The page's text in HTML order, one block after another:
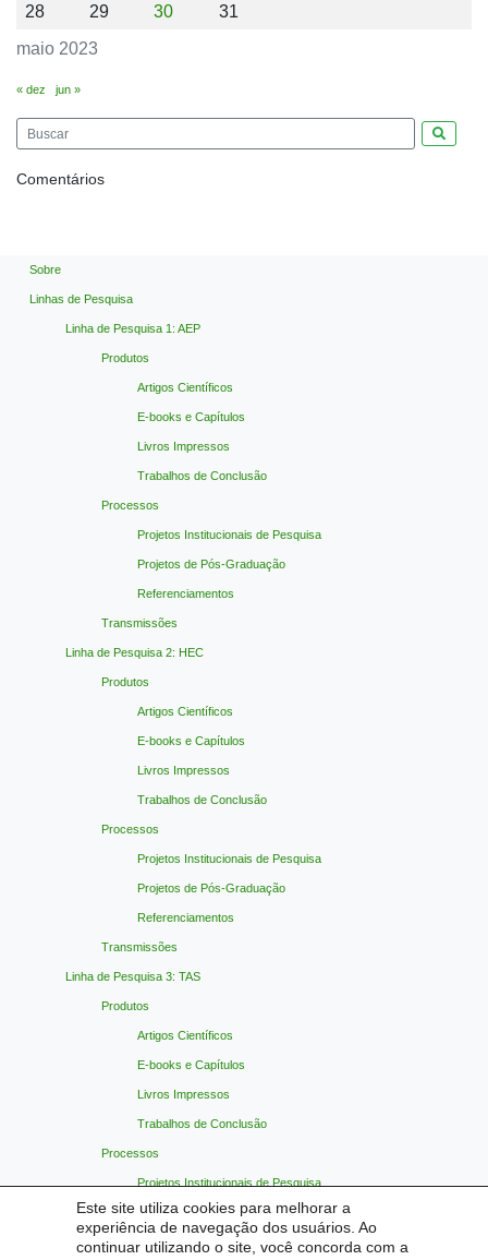
Este site utiliza cookies para melhorar a
experiência de navegação dos usuários. Ao
continuar utilizando o site, você concorda com a
maio 2023
28
29 30 31
« dez jun »
Comentários
Sobre
Linhas de Pesquisa
Linha de Pesquisa 1: AEP
Produtos
Artigos Científicos
E-books e Capítulos
Livros Impressos
Trabalhos de Conclusão
Processos
Projetos Institucionais de Pesquisa
Projetos de Pós-Graduação
Referenciamentos
Transmissões
Linha de Pesquisa 2: HEC
Produtos
Artigos Científicos
E-books e Capítulos
Livros Impressos
Trabalhos de Conclusão
Processos
Projetos Institucionais de Pesquisa
Projetos de Pós-Graduação
Referenciamentos
Transmissões
Linha de Pesquisa 3: TAS
Produtos
Artigos Científicos
E-books e Capítulos
Livros Impressos
Trabalhos de Conclusão
Processos
Projetos Institucionais de Pesquisa
Projetos de Pós-Graduação
Referenciamentos